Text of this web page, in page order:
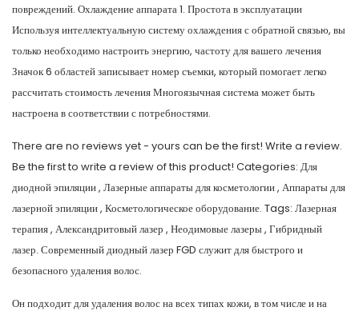
повреждений. Охлаждение аппарата 1. Простота в эксплуатации
Используя интеллектуальную систему охлаждения с обратной связью, вы
только необходимо настроить энергию, частоту для вашего лечения
Значок 6 областей записывает номер съемки, который помогает легко
рассчитать стоимость лечения Многоязычная система может быть
настроена в соответствии с потребностями.
There are no reviews yet - yours can be the first! Write a review.
Be the first to write a review of this product! Categories: Для
диодной эпиляции , Лазерные аппараты для косметологии , Аппараты для
лазерной эпиляции , Косметологическое оборудование. Tags: Лазерная
терапия , Александритовый лазер , Неодимовые лазеры , Гибридный
лазер. Современный диодный лазер FGD служит для быстрого и
безопасного удаления волос.
Он подходит для удаления волос на всех типах кожи, в том числе и на